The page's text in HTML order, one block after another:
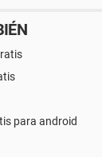
para android